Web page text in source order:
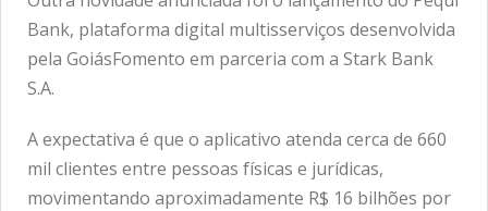
Bank, plataforma digital multisserviços desenvolvida
pela GoiásFomento em parceria com a Stark Bank
S.A.
A expectativa é que o aplicativo atenda cerca de 660
mil clientes entre pessoas físicas e jurídicas,
movimentando aproximadamente R$ 16 bilhões por